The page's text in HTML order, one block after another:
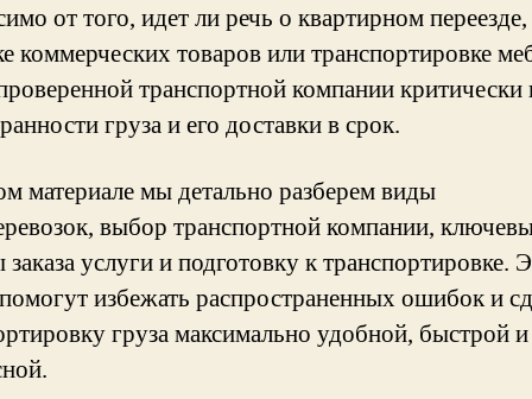
от того, идет ли речь о квартирном переезде,
коммерческих товаров или транспортировке
транспортной компании критически
груза и его доставки в срок.
материале мы детально разберем виды
выбор транспортной компании,
заказа услуги и подготовку к транспортировке.
избежать распространенных ошибок и
груза максимально удобной, быстрой и